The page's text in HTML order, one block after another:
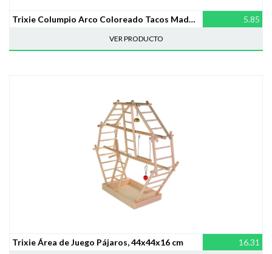
Trixie Columpio Arco Coloreado Tacos Madera, 13×19 cm 5.85
VER PRODUCTO
Trixie Área de Juego Pájaros, 44x44x16 cm 16.31